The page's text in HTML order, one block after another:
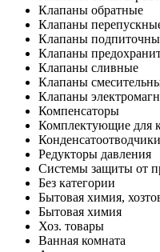
Клапаны обратные
Клапаны
Клапаны
Клапаны
Клапаны сливные
Клапаны
Клапаны
Компенсаторы
Комплектующие для
Конденсатоотводчики
Редукторы давления
Системы защиты от
Без категории
Бытовая химия,
Бытовая химия
Хоз. товары
Ванная комната